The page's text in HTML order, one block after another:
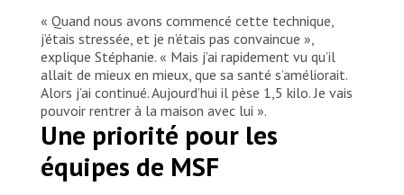
« Quand nous avons commencé cette technique,
j’étais stressée, et je n’étais pas convaincue »,
explique Stéphanie. « Mais j’ai rapidement vu qu’il
allait de mieux en mieux, que sa santé s’améliorait.
Alors j’ai continué. Aujourd’hui il pèse 1,5 kilo. Je vais
pouvoir rentrer à la maison avec lui ».
Une priorité pour les
équipes de MSF